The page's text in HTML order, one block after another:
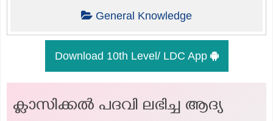
General Knowledge
Download 10th Level/ LDC App
ക്ലാസിക്കൽ പദവി ലഭിച്ച ആദ്യ